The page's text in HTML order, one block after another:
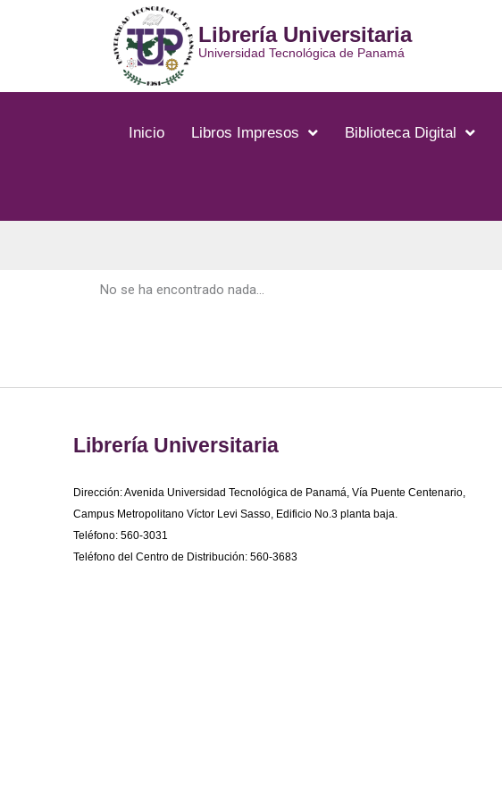
Librería Universitaria
Universidad Tecnológica de Panamá
Inicio Libros Impresos Biblioteca Digital
No se ha encontrado nada...
Librería Universitaria
Dirección: Avenida Universidad Tecnológica de Panamá, Vía Puente Centenario,
Campus Metropolitano Víctor Levi Sasso, Edificio No.3 planta baja.
Teléfono: 560-3031
Teléfono del Centro de Distribución: 560-3683